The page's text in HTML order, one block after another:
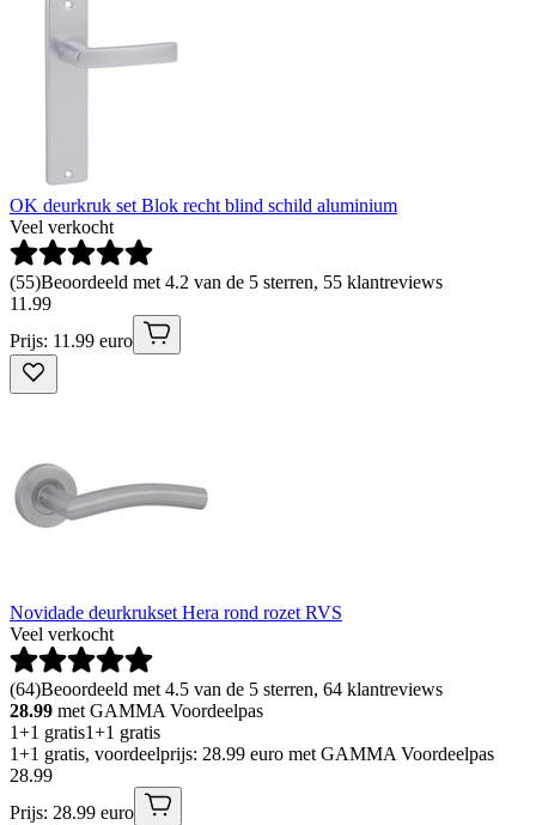
OK deurkruk set Blok recht blind schild aluminium
Veel verkocht
(55)Beoordeeld met 4.2 van de 5 sterren, 55 klantreviews
11.99
Prijs: 11.99 euro
Novidade deurkrukset Hera rond rozet RVS
Veel verkocht
(64)Beoordeeld met 4.5 van de 5 sterren, 64 klantreviews
28.99 met GAMMA Voordeelpas
1+1 gratis1+1 gratis
1+1 gratis, voordeelprijs: 28.99 euro met GAMMA Voordeelpas
28.99
Prijs: 28.99 euro